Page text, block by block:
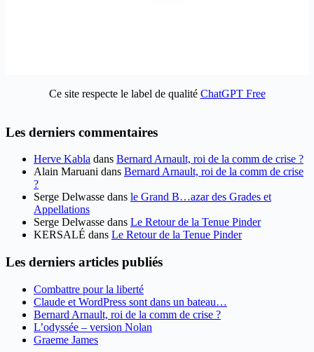
Ce site respecte le label de qualité ChatGPT Free
Les derniers commentaires
Herve Kabla dans Bernard Arnault, roi de la comm de crise ?
Alain Maruani dans Bernard Arnault, roi de la comm de crise
?
Serge Delwasse dans le Grand B…azar des Grades et
Appellations
Serge Delwasse dans Le Retour de la Tenue Pinder
KERSALÉ dans Le Retour de la Tenue Pinder
Les derniers articles publiés
Combattre pour la liberté
Claude et WordPress sont dans un bateau…
Bernard Arnault, roi de la comm de crise ?
L’odyssée – version Nolan
Graeme James